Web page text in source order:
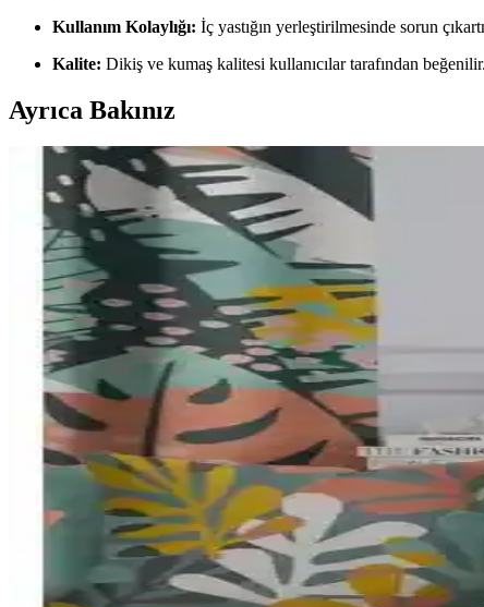
Kullanım Kolaylığı: İç yastığın yerleştirilmesinde sorun
Kalite: Dikiş ve kumaş kalitesi kullanıcılar tarafından beğenilir.
Ayrıca Bakınız
Bellona Kırlentleri ile Ev Dekorasyonunuza Şıklık
Bellona kırlentleri, yüksek kalite, geniş tasarım seçenekleri ve
English Home Fluffy Peluş Kırlent Kılıfı Göz Alıcı
Yüksek kaliteli peluş malzemeden üretilen, 45x45 cm ölçülerinde
Teksnil Home 2’li Fermuarlı Kırlent İç Astarı
Teksnil Home’un 2’li fermuarlı kırlent iç astarı, dayanıklı
Hamur Iskandinav Bohem Teddy Puffy ve Perle
İki farklı kırlent kılıfını detaylı şekilde karşılaştırıyoruz. Malzeme,
Goccia 2'li Kadife Dokulu Kırlent Kılıfı Taş Rengi
Goccia 2'li kadife dokulu kırlent kılıfı, yüksek kalite ve şık